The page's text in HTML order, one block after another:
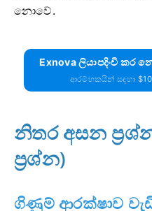
නොවේ.
Exnova ලියාපදිංචි කර
ආරම්භකයින් සඳහා
නිතර අසන
ප්‍රශ්න)
ගිණුම් ආරක්ෂාව